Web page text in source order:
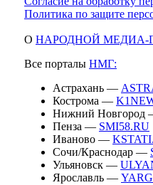
Политика по защите
О НАРОДНОЙ МЕДИА-
Все порталы НМГ:
Астрахань —
Кострома —
Нижний Новгород
Пенза — SMI58.RU
Иваново —
Сочи/Краснодар —
Ульяновск —
Ярославль —